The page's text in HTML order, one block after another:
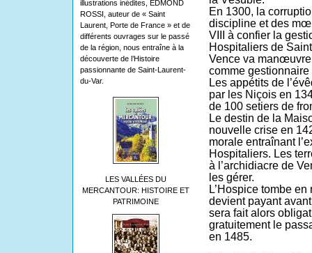
illustrations inédites, EDMOND
ROSSI, auteur de « Saint
Laurent, Porte de France » et de
différents ouvrages sur le passé
de la région, nous entraîne à la
découverte de l’Histoire
passionnante de Saint-Laurent-
du-Var.
LES VALLÉES DU
MERCANTOUR: HISTOIRE ET
PATRIMOINE
En 1300, la
discipline et des
VIII à confier la
Hospitaliers de
Vence va
comme
Les appétits de
par les Niçois en
de 100 setiers de
Le destin de la
nouvelle crise en
morale entraînant
Hospitaliers. Les
à l’archidiacre de
les gérer.
L’Hospice tombe
devient payant
sera fait alors
gratuitement le
en 1485.